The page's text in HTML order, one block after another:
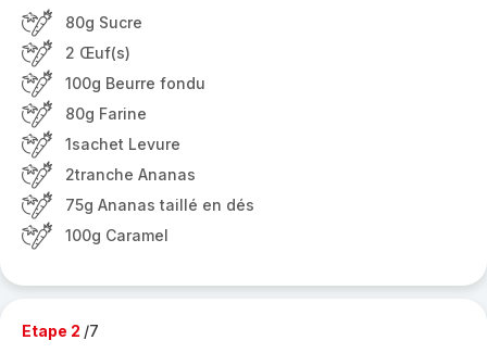
80g Sucre
2 Œuf(s)
100g Beurre fondu
80g Farine
1sachet Levure
2tranche Ananas
75g Ananas taillé en dés
100g Caramel
Etape 2 /7